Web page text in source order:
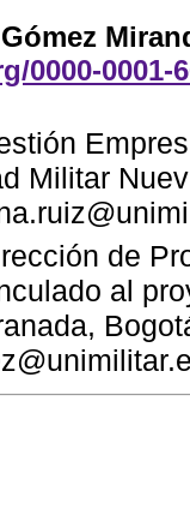
0000-0001-
Militar
de
al